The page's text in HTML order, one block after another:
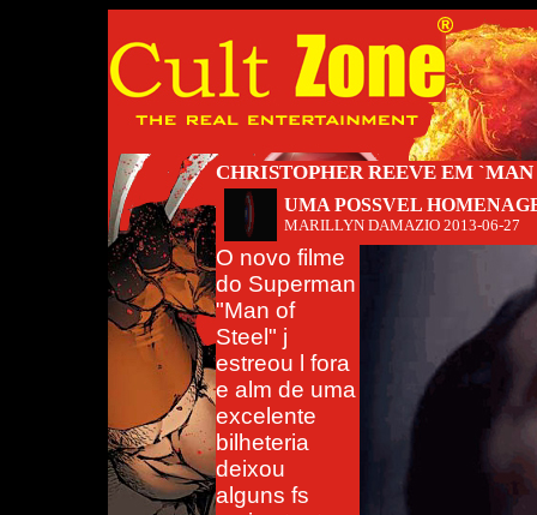
CHRISTOPHER REEVE EM `MAN
UMA POSSVEL
MARILLYN DAMAZIO 2013-06-27
O novo filme
do Superman
"Man of
Steel" j
estreou l fora
e alm de uma
excelente
bilheteria
deixou
alguns fs